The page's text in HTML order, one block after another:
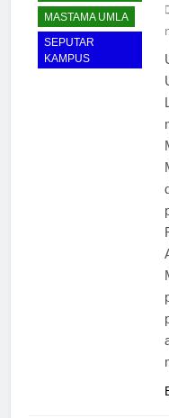
MASTAMA UMLA
SEPUTAR
KAMPUS